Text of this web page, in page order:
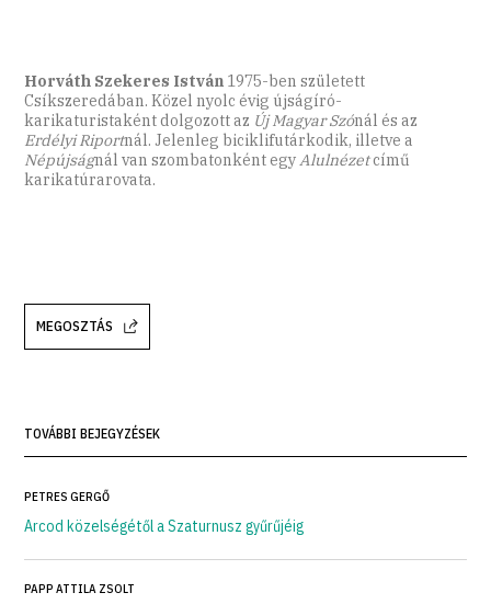
Horváth Szekeres István 1975-ben született
Csíkszeredában. Közel nyolc évig újságíró-
karikaturistaként dolgozott az Új Magyar Szónál és az
Erdélyi Riportnál. Jelenleg biciklifutárkodik, illetve a
Népújságnál van szombatonként egyAlulnézetcímű
karikatúrarovata.
MEGOSZTÁS
TOVÁBBI BEJEGYZÉSEK
PETRES GERGŐ
Arcod közelségétől a Szaturnusz gyűrűjéig
PAPP ATTILA ZSOLT